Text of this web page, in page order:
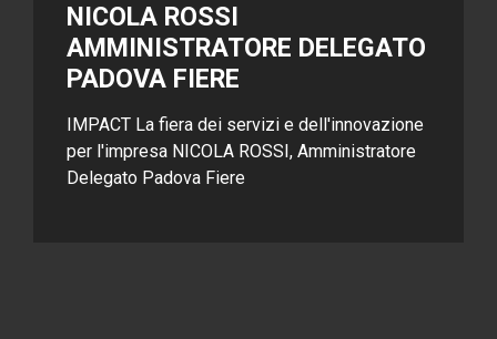
NICOLA ROSSI
AMMINISTRATORE DELEGATO
PADOVA FIERE
IMPACT La fiera dei servizi e dell'innovazione
per l'impresa NICOLA ROSSI, Amministratore
Delegato Padova Fiere